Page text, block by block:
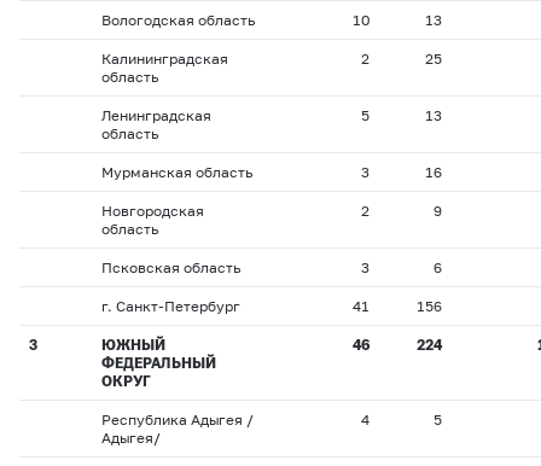
Вологодская область 10 13
Калининградская
область
2 25
Ленинградская
область
5 13
Мурманская область 3 16
Новгородская
область
2 9
Псковская область 3 6
г. Санкт-Петербург 41 156
3
ЮЖНЫЙ
ФЕДЕРАЛЬНЫЙ
ОКРУГ
46 224
Республика Адыгея /
Адыгея/
4 5